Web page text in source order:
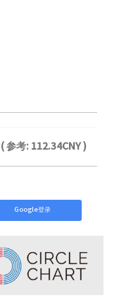
( 参考: 112.34CNY )
Google登录